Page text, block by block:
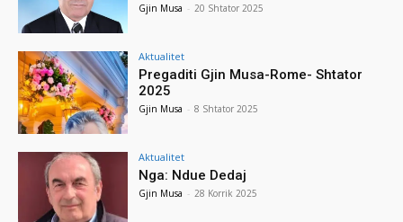
Gjin Musa - 20 Shtator 2025
Aktualitet
Pregaditi Gjin Musa-Rome- Shtator
2025
Gjin Musa - 8 Shtator 2025
Aktualitet
Nga: Ndue Dedaj
Gjin Musa - 28 Korrik 2025